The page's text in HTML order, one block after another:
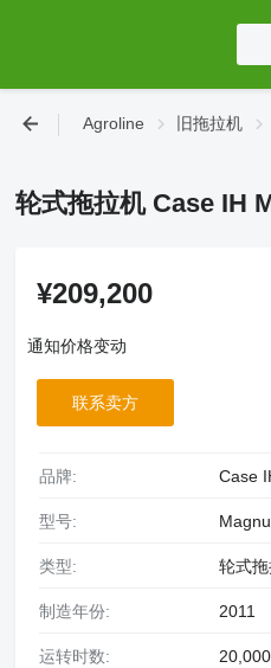
Agroline 旧拖拉机
轮式拖拉机 Case IH
¥209,200
通知价格变动
联系卖方
品牌: Case
型号:
类型: 轮式
制造年份: 2011
运转时数: